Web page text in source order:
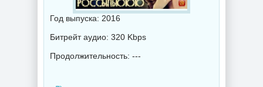
Год выпуска: 2016
Битрейт аудио: 320 Kbps
Продолжительность: ---